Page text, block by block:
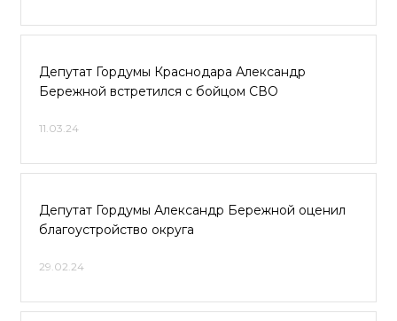
Депутат Гордумы Краснодара Александр
Бережной встретился с бойцом СВО
11.03.24
Депутат Гордумы Александр Бережной оценил
благоустройство округа
29.02.24